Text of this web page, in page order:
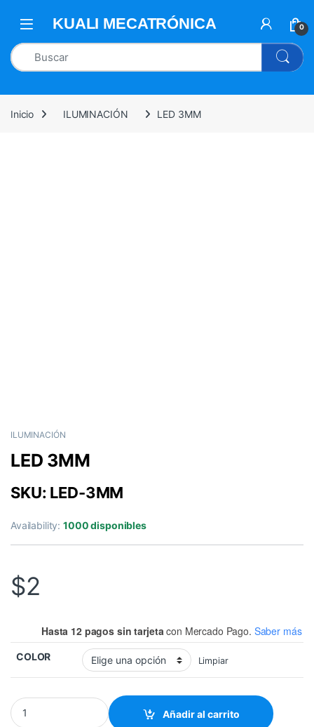
0
Inicio ILUMINACIÓN LED 3MM
ILUMINACIÓN
LED 3MM
SKU: LED-3MM
Availability:1000 disponibles
$2
Hasta 12 pagos sin tarjeta con Mercado Pago. Saber más
COLOR Limpiar
LED 3MM quantity
Añadir al carrito